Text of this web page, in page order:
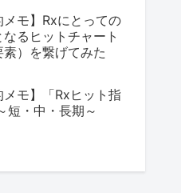
メモ】Rxにとっての
なるヒットチャート
素）を繋げてみた
メモ】「Rxヒット指
短・中・長期～